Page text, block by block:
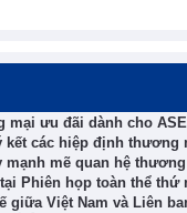
mại ưu đãi dành cho
kết các hiệp định
mạnh mẽ quan hệ
Phiên họp toàn thể thứ
giữa Việt Nam và Liên